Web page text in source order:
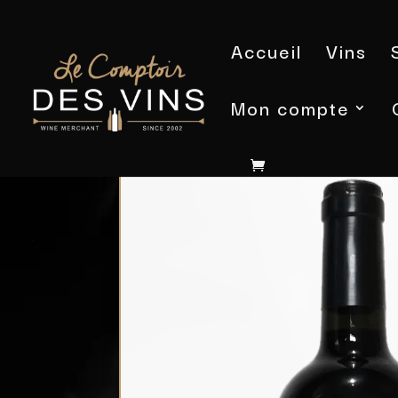
Accueil Vins
Mon compte